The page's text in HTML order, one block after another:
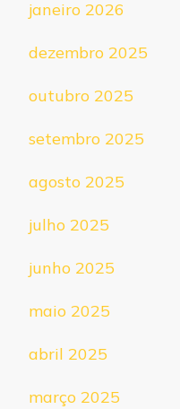
janeiro 2026
dezembro 2025
outubro 2025
setembro 2025
agosto 2025
julho 2025
junho 2025
maio 2025
abril 2025
março 2025